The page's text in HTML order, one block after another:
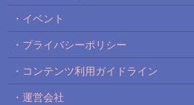
・イベント
・プライバシーポリシー
・コンテンツ利用ガイドライン
・運営会社